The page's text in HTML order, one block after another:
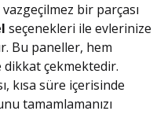
bir parçası
seçenekleri ile evlerinize
Bu paneller, hem
dikkat çekmektedir.
kısa süre içerisinde
tamamlamanızı